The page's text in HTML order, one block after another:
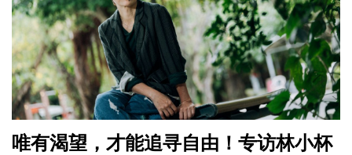
唯有渴望，才能追寻自由！专访林小杯